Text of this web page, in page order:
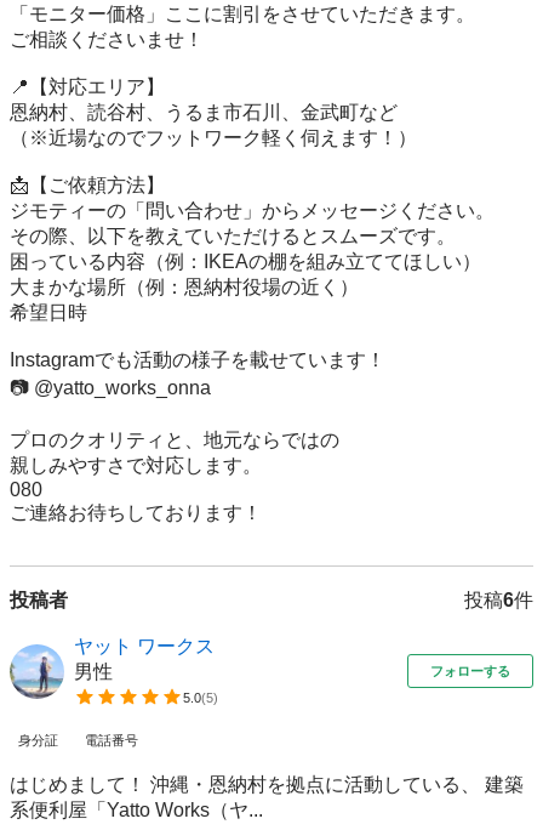
「モニター価格」ここに割引をさせていただきます。
ご相談くださいませ！
​📍【対応エリア】
恩納村、読谷村、うるま市石川、金武町など
（※近場なのでフットワーク軽く伺えます！）
​📩【ご依頼方法】
ジモティーの「問い合わせ」からメッセージください。
その際、以下を教えていただけるとスムーズです。
​困っている内容（例：IKEAの棚を組み立ててほしい）
​大まかな場所（例：恩納村役場の近く）
​希望日時
​Instagramでも活動の様子を載せています！
📷 @yatto_works_onna
​プロのクオリティと、地元ならではの
親しみやすさで対応します。
080
ご連絡お待ちしております！
投稿者 投稿6件
ヤット ワークス
男性
5.0(5)
フォローする
身分証 電話番号
はじめまして！ 沖縄・恩納村を拠点に活動している、 建築
系便利屋「Yatto Works（ヤ...